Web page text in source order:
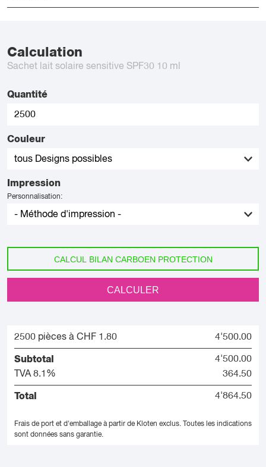
Calculation
Sachet lait solaire sensitive SPF30 10 ml
Quantité
Couleur
Impression
Personnalisation:
CALCUL BILAN CARBOEN PROTECTION
CALCULER
2500 pièces à CHF 1.80 4'500.00
Subtotal
4'500.00
TVA 8.1%
364.50
Total 4'864.50
Frais de port et d'emballage à partir de Kloten exclus.
Toutes les indications
sont données sans garantie.